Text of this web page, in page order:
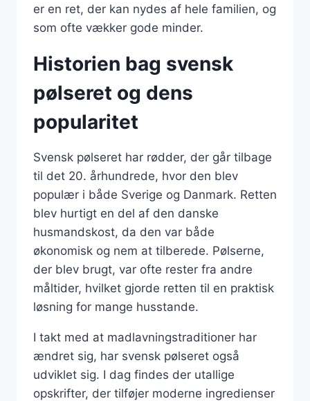
er en ret, der kan nydes af hele familien, og
som ofte vækker gode minder.
Historien bag svensk
pølseret og dens
popularitet
Svensk pølseret har rødder, der går tilbage
til det 20. århundrede, hvor den blev
populær i både Sverige og Danmark. Retten
blev hurtigt en del af den danske
husmandskost, da den var både
økonomisk og nem at tilberede. Pølserne,
der blev brugt, var ofte rester fra andre
måltider, hvilket gjorde retten til en praktisk
løsning for mange husstande.
I takt med at madlavningstraditioner har
ændret sig, har svensk pølseret også
udviklet sig. I dag findes der utallige
opskrifter, der tilføjer moderne ingredienser